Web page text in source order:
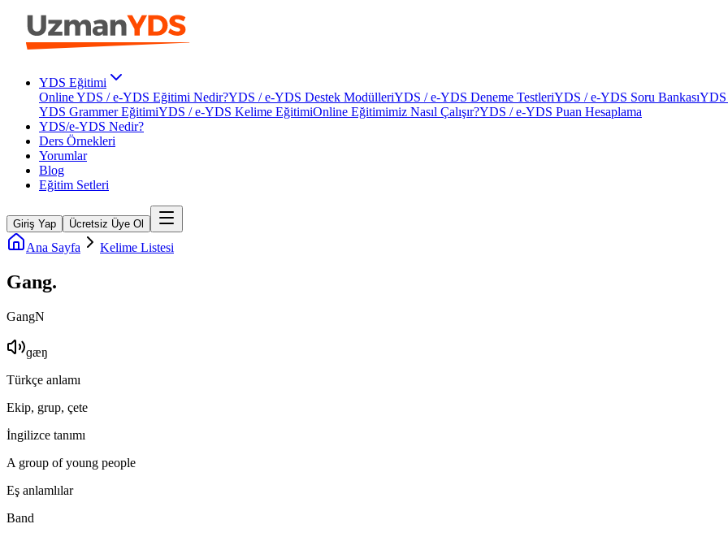
YDS Eğitimi
Online YDS / e-YDS Eğitimi Nedir?YDS / e-YDS Destek ModülleriYDS / e-YDS Deneme TestleriYDS / e-YDS Soru BankasıYDS
YDS Grammer EğitimiYDS / e-YDS Kelime EğitimiOnline Eğitimimiz Nasıl Çalışır?YDS / e-YDS Puan Hesaplama
YDS/e-YDS Nedir?
Ders Örnekleri
Yorumlar
Blog
Eğitim Setleri
Giriş Yap Ücretsiz Üye Ol
Ana Sayfa Kelime Listesi
Gang.
GangN
ɡæŋ
Türkçe anlamı
Ekip, grup, çete
İngilizce tanımı
A group of young people
Eş anlamlılar
Band